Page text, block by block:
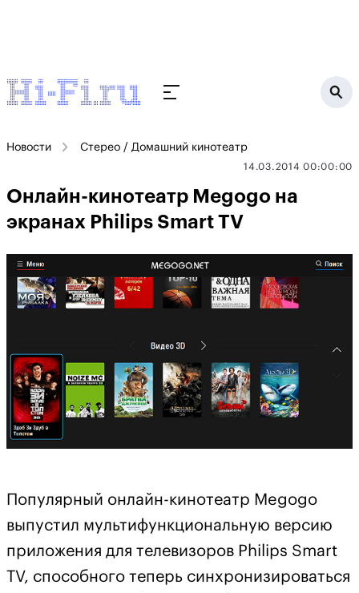
Новости Стерео / Домашний кинотеатр
14.03.2014 00:00:00
Онлайн-кинотеатр Megogo на
экранах Philips Smart TV
Популярный онлайн-кинотеатр Megogo
выпустил мультифункциональную версию
приложения для телевизоров Philips Smart
TV, способного теперь синхронизироваться